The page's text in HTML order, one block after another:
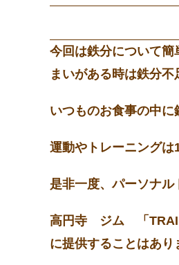
今回は鉄分について
まいがある時は鉄分
いつものお食事の中に
運動やトレーニング
是非一度、パーソナル
高円寺 ジム 「
に提供することはあり